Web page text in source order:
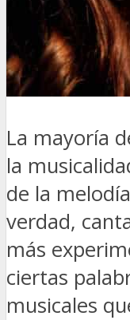
La mayoría
la
de la
verdad,
más
ciertas
musicales